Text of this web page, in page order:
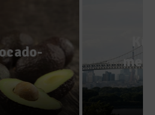
–
Pommes
Cola
16. Juni 2014